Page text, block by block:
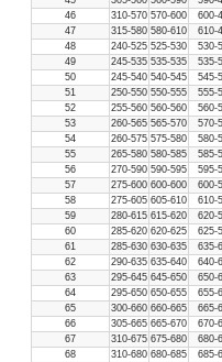
46
310-570 570-600 600-
47
315-580 580-610 610-
48
240-525 525-530 530-
49
245-535 535-535 535-
50
245-540 540-545 545-
51
250-550 550-555 555-
52
255-560 560-560 560-
53
260-565 565-570 570-
54
260-575 575-580 580-
55
265-580 580-585 585-
56
270-590 590-595 595-
57
275-600 600-600 600-
58
275-605 605-610 610-
59
280-615 615-620 620-
60
285-620 620-625 625-
61
285-630 630-635 635-
62
290-635 635-640 640-
63
295-645 645-650 650-
64
295-650 650-655 655-
65
300-660 660-665 665-
66
305-665 665-670 670-
67
310-675 675-680 680-
68
310-680 680-685 685-